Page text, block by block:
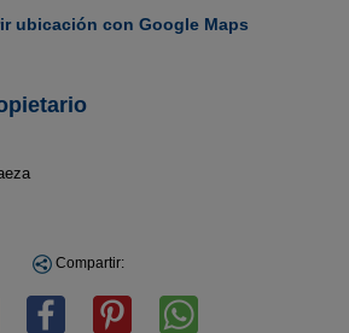
ubicación con Google Maps
Compartir: